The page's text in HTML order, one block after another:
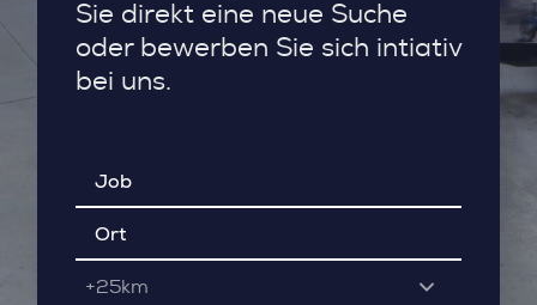
Sie direkt eine neue Suche
oder bewerben Sie sich intiativ
bei uns.
+25km